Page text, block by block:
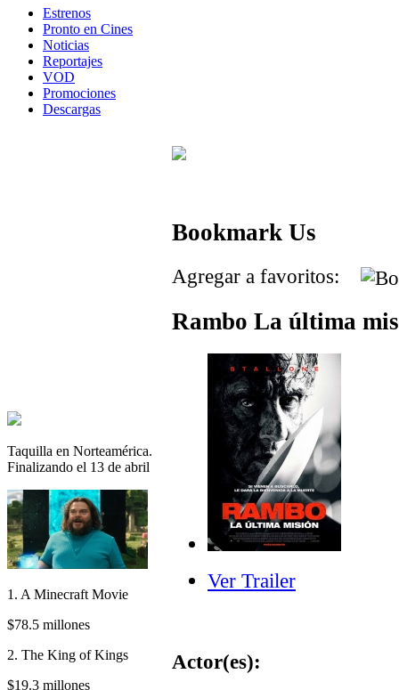
Estrenos
Pronto en Cines
Noticias
Reportajes
VOD
Promociones
Descargas
Taquilla en Norteamérica.
Finalizando el 13 de abril
1. A Minecraft Movie
$78.5 millones
2. The King of Kings
$19.3 millones
Bookmark Us
Agregar a favoritos:
Rambo La última
Ver Trailer
Actor(es):